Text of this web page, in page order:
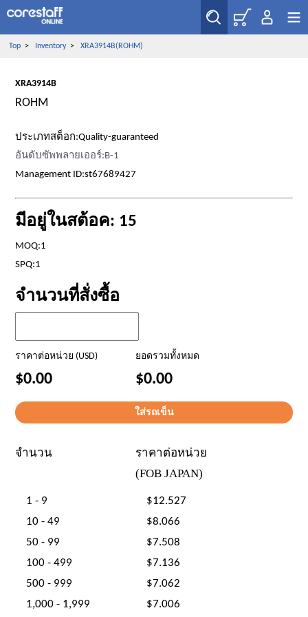
Top> Inventory> XRA3914B(ROHM)
XRA3914B
ROHM
ประเภทสต็อก:Quality-guaranteed
อันดับซัพพลายเออร์:B-1
Management ID:st67689427
มีอยู่ในสต้อค: 15
MOQ:1
SPQ:1
จำนวนที่สั่งซื้อ
ราคาต่อหน่วย (USD) ยอดรวมทั้งหมด
$0.00 $0.00
จำนวน
ราคาต่อหน่วย
(FOB JAPAN)
1 - 9
$12.527
10 - 49
$8.066
50 - 99
$7.508
100 - 499
$7.136
500 - 999
$7.062
1,000 - 1,999
$7.006